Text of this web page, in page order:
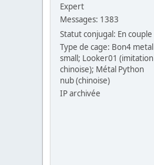
Expert
Messages: 1383
Statut conjugal: En couple
Type de cage: Bon4 metal
small; Looker01 (imitation
chinoise); Métal Python
nub (chinoise)
IP archivée